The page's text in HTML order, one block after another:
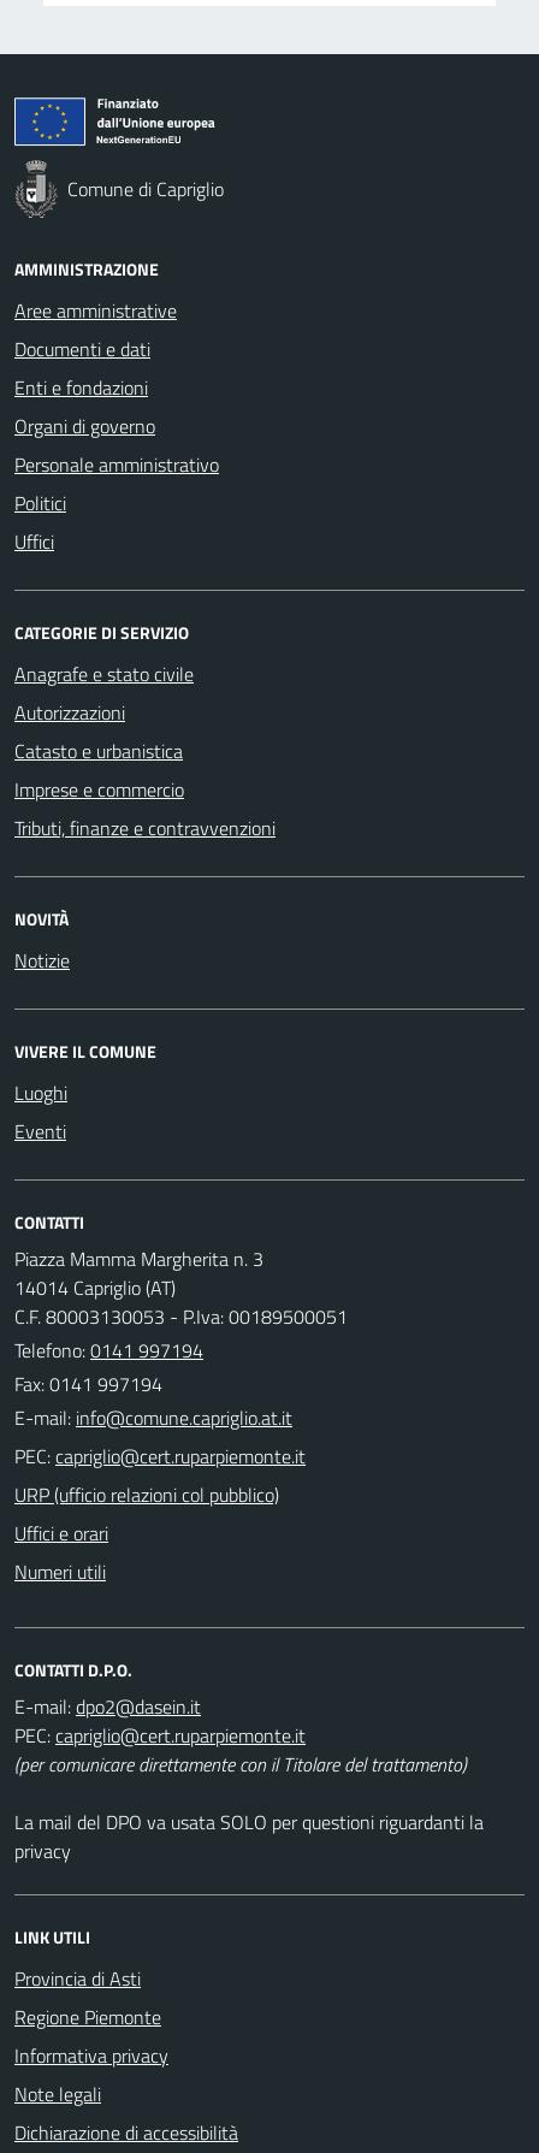
Comune di Capriglio
AMMINISTRAZIONE
Aree amministrative
Documenti e dati
Enti e fondazioni
Organi di governo
Personale amministrativo
Politici
Uffici
CATEGORIE DI SERVIZIO
Anagrafe e stato civile
Autorizzazioni
Catasto e urbanistica
Imprese e commercio
Tributi, finanze e contravvenzioni
NOVITÀ
Notizie
VIVERE IL COMUNE
Luoghi
Eventi
CONTATTI
Piazza Mamma Margherita n. 3
14014 Capriglio (AT)
C.F. 80003130053 - P.Iva: 00189500051
Telefono:0141 997194
Fax: 0141 997194
E-mail:
PEC:
URP (ufficio relazioni col pubblico)
Uffici e orari
Numeri utili
CONTATTI D.P.O.
E-mail:
PEC:
(per comunicare direttamente con il Titolare del trattamento)
La mail del DPO va usata SOLO per questioni riguardanti la
privacy
LINK UTILI
Provincia di Asti
Regione Piemonte
Informativa privacy
Note legali
Dichiarazione di accessibilità